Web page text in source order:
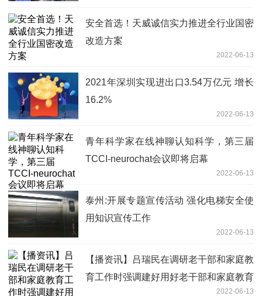
安全首选！天威诚信实力推进全行业国密
改造方案
2022-06-13
2021年深圳实现进出口3.54万亿元 增长
16.2%
2022-06-13
青年科学家在线神聊认知科学，第三届
TCCI-neurochat会议即将启幕
2022-06-13
泰州:开展专题宣传活动 强化电梯安全使
用知识宣传工作
2022-06-13
【播资讯】吕瑞民在调研老干部和家庭教
育工作时强调建好用好老干部和家庭教育
2022-06-13